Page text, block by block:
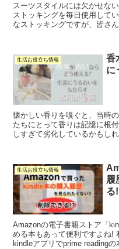
スーツスタイルには欠かせな
ストッキングを毎日使用して
なストッキングですが、皆さ
生活お役立ち情報
香
に
懐かしい香りを嗅ぐと、当時
たちにとって香りは記憶に根
しすぎて劣化しているかもし
生活お役立ち情報
履
る
Amazonの電子書籍ストア「
める本もあって便利ですよね!
kindleアプリでprime reading